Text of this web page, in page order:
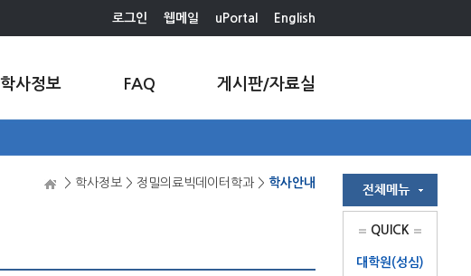
로그인 웹메일 uPortal English
학사정보 FAQ 게시판/자료실
> 학사정보 > 정밀의료빅데이터학과 > 학사안내
QUICK
대학원(성심)